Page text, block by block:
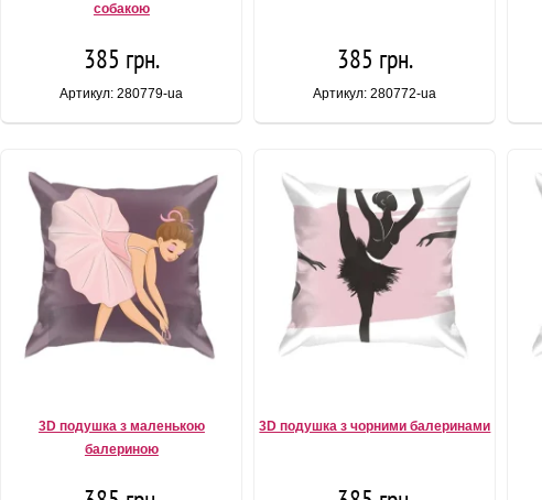
собакою
385 грн.
Артикул: 280779-ua
385 грн.
Артикул: 280772-ua
3D подушка з маленькою
балериною
3D подушка з чорними балеринами